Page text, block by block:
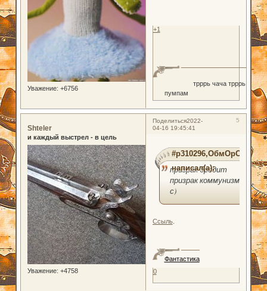
Уважение: +6756
трррь чача трррь
пумпам
+1
Поделиться 5
2022-
04-16 19:45:41
Shteler
и каждый выстрел - в цель
Уважение: +4758
#p310296,ОбмОрОк
написал(а):
призрак бродит
призрак коммунизма(
с)
Ссыль.
Фантастика
0